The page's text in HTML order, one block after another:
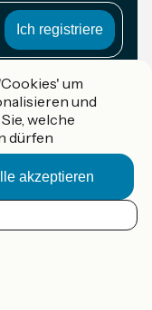
France
um
und
welche
dürfen
akzeptieren